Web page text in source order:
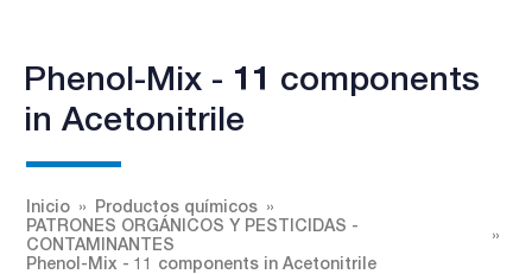
Phenol-Mix - 11 components
in Acetonitrile
Inicio
Productos químicos
PATRONES ORGÁNICOS Y PESTICIDAS -
CONTAMINANTES
Phenol-Mix - 11 components in Acetonitrile